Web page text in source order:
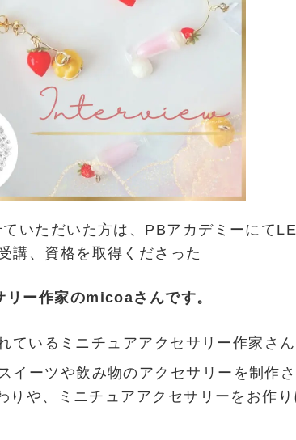
いただいた方は、PBアカデミーにて
講、資格を取得くださった
リー作家のmicoaさんです。
いるミニチュアアクセサリー作家さん
イーツや飲み物のアクセサリーを制作
や、ミニチュアアクセサリーをお作り